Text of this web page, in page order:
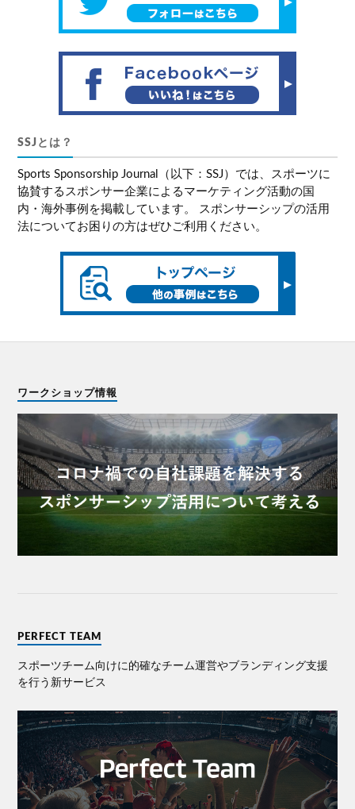
SSJとは？
Sports Sponsorship Journal（以下：SSJ）では、スポーツに
協賛するスポンサー企業によるマーケティング活動の国
内・海外事例を掲載しています。 スポンサーシップの活用
法についてお困りの方はぜひご利用ください。
ワークショップ情報
PERFECT TEAM
スポーツチーム向けに的確なチーム運営やブランディング⽀援
を⾏う新サービス